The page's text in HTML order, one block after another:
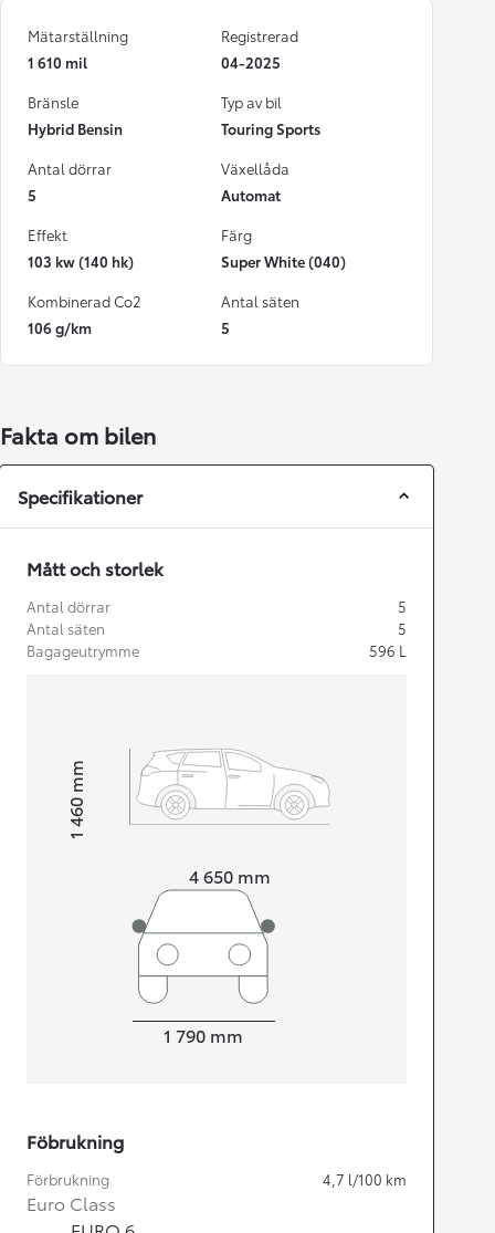
Mätarställning
1 610 mil
Registrerad
04-2025
Bränsle
Hybrid Bensin
Typ av bil
Touring Sports
Antal dörrar
5
Växellåda
Automat
Effekt
103 kw (140 hk)
Färg
Super White (040)
Kombinerad Co2
106 g/km
Antal säten
5
Fakta om bilen
Specifikationer
Mått och storlek
Antal dörrar
5
Antal säten
5
Bagageutrymme
596 L
4 650 mm
Height1 460
mm
1 790 mm
Föbrukning
Förbrukning 4,7 l/100 km
Euro Class